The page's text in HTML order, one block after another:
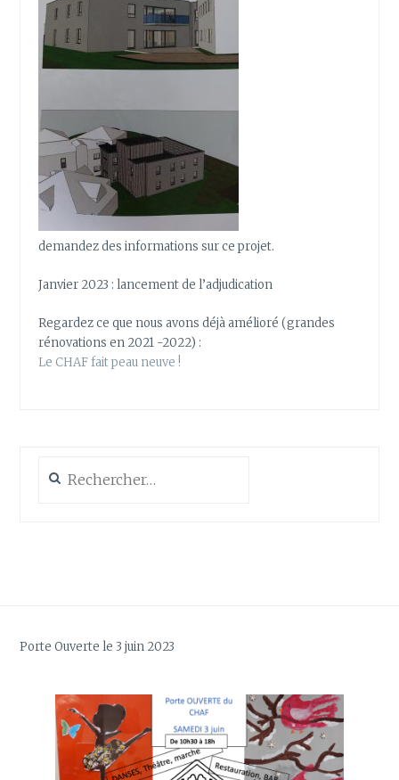
demandez des informations sur ce projet.
Janvier 2023 : lancement de l’adjudication
Regardez ce que nous avons déjà amélioré (grandes
rénovations en 2021 -2022) :
Le CHAF fait peau neuve !
Porte Ouverte le 3 juin 2023